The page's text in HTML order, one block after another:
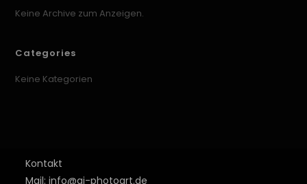
Keine Archive zum Anzeigen.
Categories
Keine Kategorien
Kontakt
Mail: info@aj-photoart.de